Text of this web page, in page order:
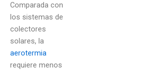
Comparada con
los sistemas de
colectores
solares, la
aerotermia
requiere menos